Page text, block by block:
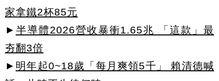
家拿鐵2杯85元
► 半導體2026營收暴衝1.65兆 「這款」最
夯翻3倍
► 明年起0~18歲「每月爽領5千」 賴清德喊